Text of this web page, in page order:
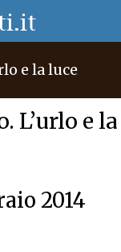
e la luce
L’urlo e la
2014